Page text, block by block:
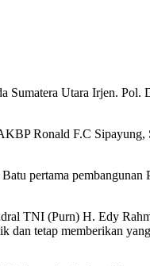
Utara Irjen. Pol.
Ronald F.C
pertama pembangunan
TNI (Purn) H. Edy
dan tetap memberikan